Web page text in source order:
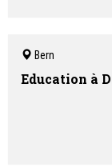
Bern
Education à